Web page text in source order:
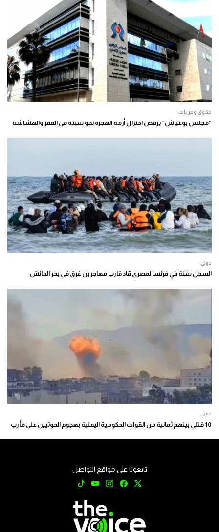
حقوق وحريات
“مجلس بوعياش” يرفض اختزال أزمة الهجرة نحو سبتة في الفقر والهشاشة
دولي
السجن سنة في فرنسا لمصري قاد قارب مهاجرين غرق في بحر المانش
دولي
10 قتلى بينهم ثمانية من القوات الحكومية اليمنية بهجوم الحوثيين على مأرب
تابعونا على مواقع التواصل